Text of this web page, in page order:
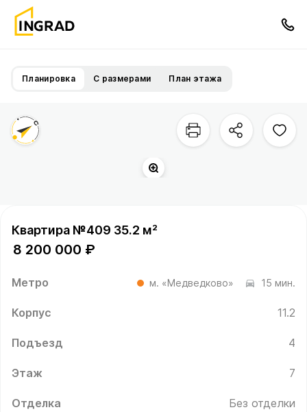
Планировка С размерами План этажа
Квартира №409 35.2 м²
8 200 000 ₽
Метро м. «Медведково» 15 мин.
Корпус 11.2
Подъезд 4
Этаж 7
Отделка Без отделки